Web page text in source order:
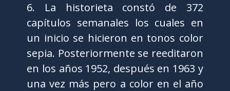
6. La historieta constó de 372
capítulos semanales los cuales en
un inicio se hicieron en tonos color
sepia. Posteriormente se reeditaron
en los años 1952, después en 1963 y
una vez más pero a color en el año